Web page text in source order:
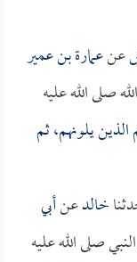
عنعمارة بن عمير
صلى الله عليه
يلونهم، ثم
خالدعنأبي
صلى الله عليه